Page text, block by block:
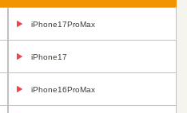
iPhone17ProMax
iPhone17
iPhone16ProMax